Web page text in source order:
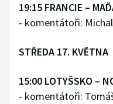
19:15 FRANCIE –
- komentátoři:
STŘEDA 17. KVĚTNA
15:00 LOTYŠSKO –
- komentátoři: